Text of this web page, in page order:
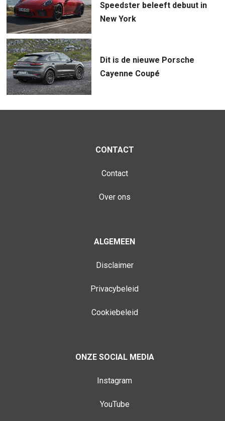
Speedster beleeft debuut in
New York
Dit is de nieuwe Porsche
Cayenne Coupé
CONTACT
Contact
Over ons
ALGEMEEN
Disclaimer
Privacybeleid
Cookiebeleid
ONZE SOCIAL MEDIA
Instagram
YouTube